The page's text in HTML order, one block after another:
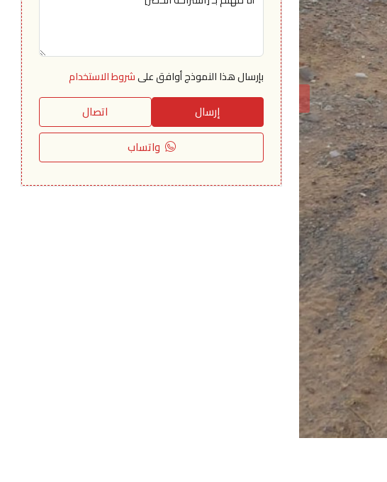
بإرسال هذا النموذج أوافق علىشروط الاستخدام
إرسال
اتصال
واتساب